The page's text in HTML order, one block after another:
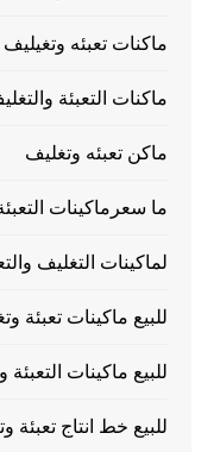
ماكنات تعبئه
ماكنات التعبئة
ماكن تعبئه وتغليف
ما سعرماكينات
لماكينات التغليف
للبيع ماكينات تعبئة
للبيع ماكينات
للبيع خط انتاج تعبئة